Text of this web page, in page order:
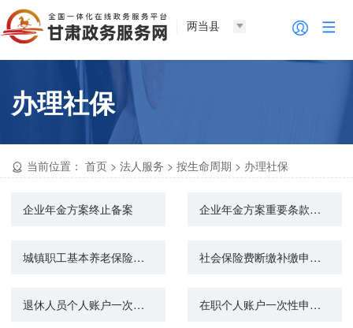
两当县
办理社保
当前位置： 首页 >法人服务 >按生命周期 > 办理社保
企业年金方案终止备案 企业年金方案重要条款变更备案
城镇职工基本养老保险关系转移接续申请 社会保险费断缴补缴申报（城镇企业职工基本养老保险）
退休人员个人账户一次性待遇申领（机关事业单位养老保险） 在职个人账户一次性申领（机关事业单位养老保险）